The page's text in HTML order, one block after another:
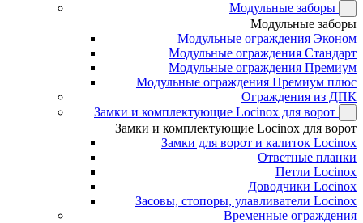
Модульные заборы
Модульные заборы
Модульные ограждения Эконом
Модульные ограждения Стандарт
Модульные ограждения Премиум
Модульные ограждения Премиум плюс
Ограждения из ДПК
Замки и комплектующие Locinox для ворот
Замки и комплектующие Locinox для ворот
Замки для ворот и калиток Locinox
Ответные планки
Петли Locinox
Доводчики Locinox
Засовы, стопоры, улавливатели Locinox
Временные ограждения